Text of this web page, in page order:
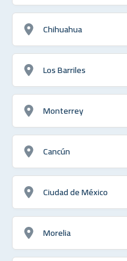
Chihuahua
Los Barriles
Monterrey
Cancún
Ciudad de México
Morelia